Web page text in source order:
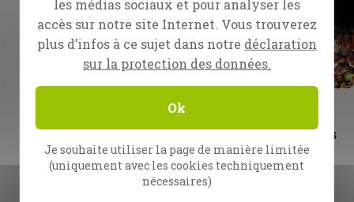
Au début, personne n’est venu témoigner
après la prière la guérison depuis la scène. Les
évangélistes Zack et John sont donc allés
dans la foule et ont commencé à imposer les
mains, et les gens ont commencé à être
les médias sociaux et pour analyser les
accès sur notre site Internet. Vous trouverez
plus d’infos à ce sujet dans notre déclaration
sur la protection des données.
Ok
Je souhaite utiliser la page de manière limitée
(uniquement avec les cookies techniquement
nécessaires)